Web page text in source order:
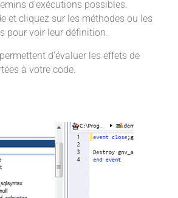
d'exécutions possibles.
et cliquez sur les méthodes ou les
pour voir leur définition.
d'évaluer les effets de
à votre code.